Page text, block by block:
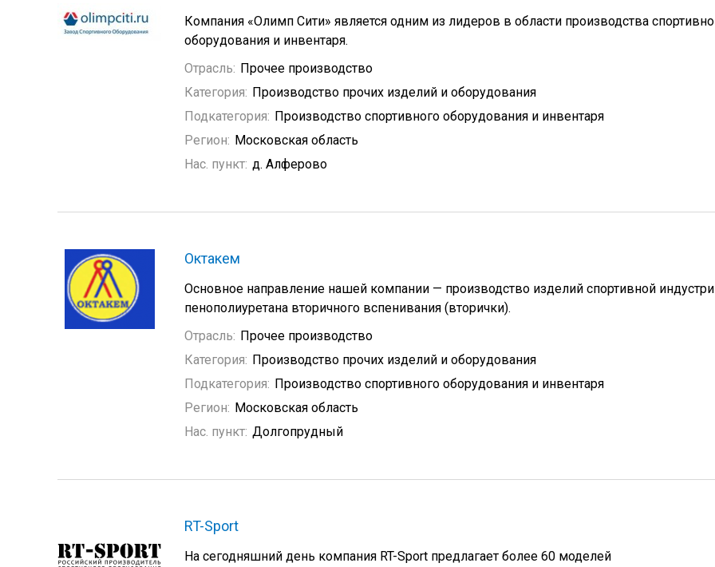
Компания «Олимп Сити» является одним из лидеров в области производства
оборудования и инвентаря.
Отрасль: Прочее производство
Категория: Производство прочих изделий и оборудования
Подкатегория: Производство спортивного оборудования и инвентаря
Регион: Московская область
Нас. пункт: д. Алферово
Октакем
Основное направление нашей компании — производство изделий спортивной
пенополиуретана вторичного вспенивания (вторички).
Отрасль: Прочее производство
Категория: Производство прочих изделий и оборудования
Подкатегория: Производство спортивного оборудования и инвентаря
Регион: Московская область
Нас. пункт: Долгопрудный
RT-Sport
На сегодняшний день компания RT-Sport предлагает более 60 моделей